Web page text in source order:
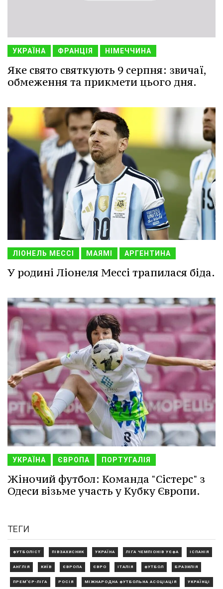
УКРАЇНА ФРАНЦІЯ НІМЕЧЧИНА
Яке свято святкують 9 серпня: звичаї,
обмеження та прикмети цього дня.
ЛІОНЕЛЬ МЕССІ МАЯМІ АРГЕНТИНА
У родині Ліонеля Мессі трапилася біда.
УКРАЇНА ЄВРОПА ПОРТУГАЛІЯ
Жіночий футбол: Команда "Сістерс" з
Одеси візьме участь у Кубку Європи.
ТЕГИ
ФУТБОЛІСТ ПІВЗАХИСНИК УКРАЇНА ЛІГА ЧЕМПІОНІВ УЄФА ІСПАНІЯ
АНГЛІЯ КИЇВ ЄВРОПА ЄВРО ІТАЛІЯ ФУТБОЛ БРАЗИЛІЯ
ПРЕМ'ЄР-ЛІГА РОСІЯ МІЖНАРОДНА ФУТБОЛЬНА АСОЦІАЦІЯ УКРАЇНЦІ